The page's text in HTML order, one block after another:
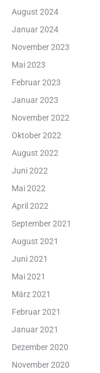
August 2024
Januar 2024
November 2023
Mai 2023
Februar 2023
Januar 2023
November 2022
Oktober 2022
August 2022
Juni 2022
Mai 2022
April 2022
September 2021
August 2021
Juni 2021
Mai 2021
März 2021
Februar 2021
Januar 2021
Dezember 2020
November 2020